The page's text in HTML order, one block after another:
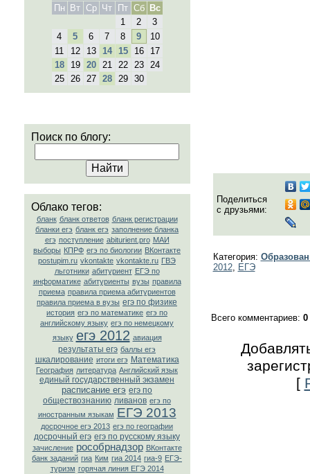
Пн
Вт Ср Чт Пт Сб
Вс
1
2
3
4
5 6 7 8 9
10
11
12 13 14 15 16
17
18
19 20 21 22 23
24
25
26 27 28 29 30
Поиск по блогу:
Облако тегов:
бланк бланк ответов бланк регистрации
бланки егэ бланк егэ заполнение бланка
егэ поступление abiturient.pro МАИ
выборы КПРФ егэ по биологии ВКонтакте
postupim.ru vkontakte vkontakte.ru ГВЭ
льготники абитуриент ЕГЭ по
информатике абитуриенты вузы правила
приема правила приема абитуриентов
правила приема в вузы егэ по физике
история егэ по математике егэ по
английскому языку егэ по немецкому
языку егэ 2012 авиация
результаты егэ баллы егэ
шкалирование итоги егэ Математика
География литература Английский язык
единый государственный экзамен
расписание егэ егэ по
обществознанию ливанов егэ по
иностранным языкам ЕГЭ 2013
досрочное егэ 2013 егэ по географии
досрочный егэ егэ по русскому языку
зачисление рособрнадзор ВКонтaкте
банк заданий гиа Ким гиа 2014 гиа-9 ЕГЭ-
туризм горячая линия ЕГЭ 2014
Поделиться
с друзьями:
Категория:
2012, ЕГЭ
Всего комментариев: 0
[